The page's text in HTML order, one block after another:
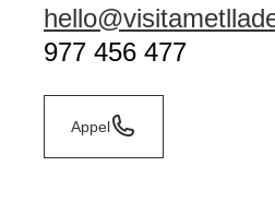
977 456 477
Appel